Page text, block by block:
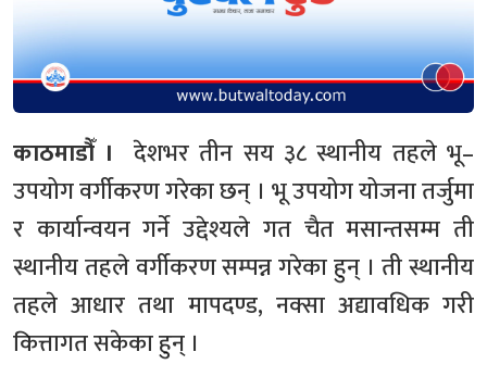
काठमाडौँ । देशभर तीन सय ३८ स्थानीय तहले भू–
उपयोग वर्गीकरण गरेका छन् । भू उपयोग योजना तर्जुमा
र कार्यान्वयन गर्ने उद्देश्यले गत चैत मसान्तसम्म ती
स्थानीय तहले वर्गीकरण सम्पन्न गरेका हुन् । ती स्थानीय
तहले आधार तथा मापदण्ड, नक्सा अद्यावधिक गरी
कित्तागत सकेका हुन् ।